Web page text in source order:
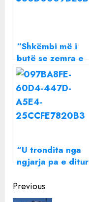
“Shkëmbi më i
butë se zemra e
Ilirit”, Monika
Lubonja ka diçka
për të thënë: Ka
mbaruar…
“U trondita nga
ngjarja pa e ditur
im”/ Pedagogia e
njohur e afërme
Continue
Previous